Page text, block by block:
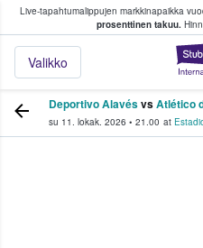
Live-tapahtumalippujen markkinapaikka
prosenttinen takuu.
Valikko
fanit ostavat ja
Deportivo AlavésvsAtlético
su 11. lokak. 2026 • 21.00 at